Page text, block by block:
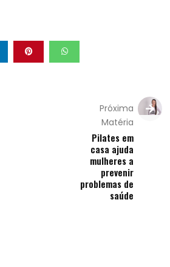
Próxima
Matéria
Pilates em
casa ajuda
mulheres a
prevenir
problemas de
saúde